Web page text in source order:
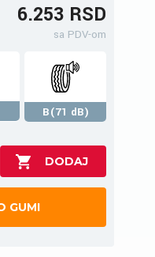
6.253 RSD
sa PDV-om
B(71 dB)
GUMI